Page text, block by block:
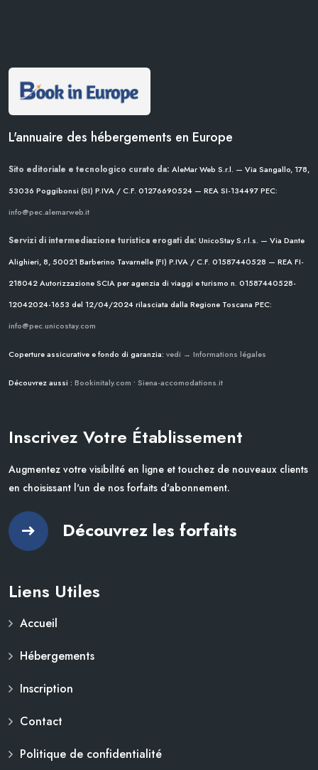
L'annuaire des hébergements en Europe
Sito editoriale e tecnologico curato da: AleMar Web S.r.l. — Via Sangallo, 178,
53036 Poggibonsi (SI) P.IVA / C.F. 01276690524 — REA SI-134497PEC:
info@pec.alemarweb.it
Servizi di intermediazione turistica erogati da: UnicoStay S.r.l.s. — Via Dante
Alighieri, 8, 50021 Barberino Tavarnelle (FI) P.IVA / C.F. 01587440528 — REA FI-
218042Autorizzazione SCIA per agenzia di viaggi e turismo n. 01587440528-
12042024-1653 del 12/04/2024rilasciata dalla Regione Toscana PEC:
info@pec.unicostay.com
Coperture assicurative e fondo di garanzia: vedi → Informations légales
Découvrez aussi : Bookinitaly.com • Siena-accomodations.it
Inscrivez Votre Établissement
Augmentez votre visibilité en ligne et touchez de nouveaux clients
en choisissant l'un de nos forfaits d'abonnement.
Découvrez les forfaits
Liens Utiles
Accueil
Hébergements
Inscription
Contact
Politique de confidentialité